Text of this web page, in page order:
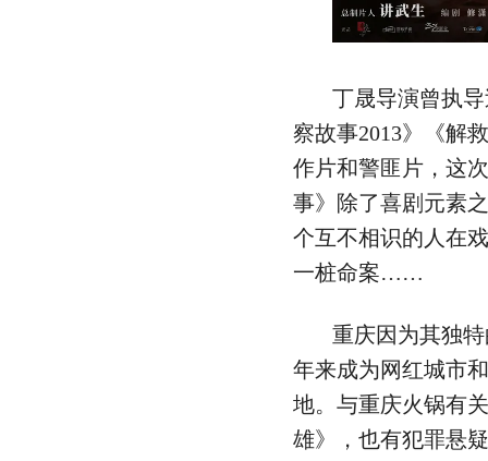
丁晟导演曾执
察故事2013》《解
作片和警匪片，这
事》除了喜剧元素
个互不相识的人在
一桩命案……
重庆因为其独
年来成为网红城市
地。与重庆火锅有
雄》，也有犯罪悬